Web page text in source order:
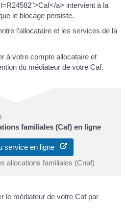
a> intervient à la
le blocage persiste.
l'allocataire et les services de la
à votre compte allocataire et
du médiateur de votre Caf.
familiales (Caf) en ligne
service en ligne
allocations familiales (Cnaf)
le médiateur de votre Caf par